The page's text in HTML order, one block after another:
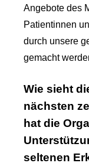
Angebote des
Patientinnen
durch unsere
gemacht
Wie sieht
nächsten
hat die
seltenen